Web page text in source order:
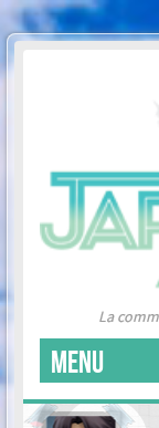
La
MENU